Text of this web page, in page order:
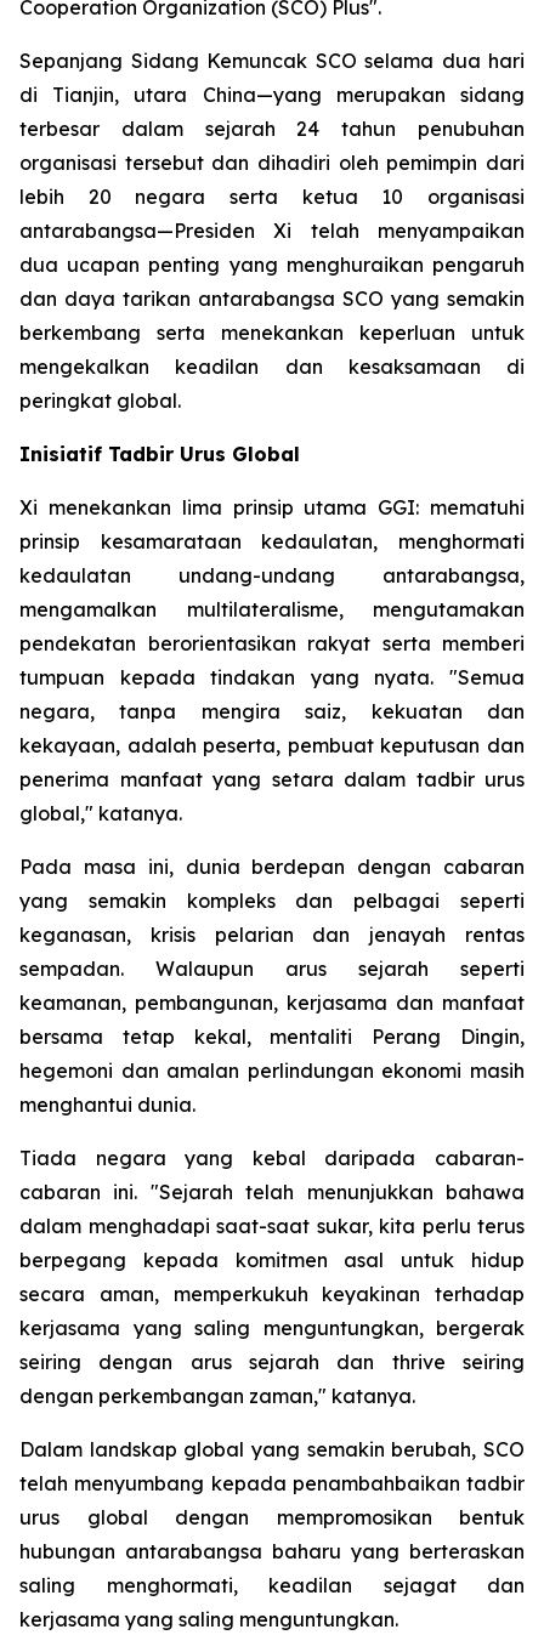
Cooperation Organization (SCO) Plus".
Sepanjang Sidang Kemuncak SCO selama dua hari
di Tianjin, utara China—yang merupakan sidang
terbesar dalam sejarah 24 tahun penubuhan
organisasi tersebut dan dihadiri oleh pemimpin dari
lebih 20 negara serta ketua 10 organisasi
antarabangsa—Presiden Xi telah menyampaikan
dua ucapan penting yang menghuraikan pengaruh
dan daya tarikan antarabangsa SCO yang semakin
berkembang serta menekankan keperluan untuk
mengekalkan keadilan dan kesaksamaan di
peringkat global.
Inisiatif Tadbir Urus Global
Xi menekankan lima prinsip utama GGI: mematuhi
prinsip kesamarataan kedaulatan, menghormati
kedaulatan undang-undang antarabangsa,
mengamalkan multilateralisme, mengutamakan
pendekatan berorientasikan rakyat serta memberi
tumpuan kepada tindakan yang nyata. "Semua
negara, tanpa mengira saiz, kekuatan dan
kekayaan, adalah peserta, pembuat keputusan dan
penerima manfaat yang setara dalam tadbir urus
global," katanya.
Pada masa ini, dunia berdepan dengan cabaran
yang semakin kompleks dan pelbagai seperti
keganasan, krisis pelarian dan jenayah rentas
sempadan. Walaupun arus sejarah seperti
keamanan, pembangunan, kerjasama dan manfaat
bersama tetap kekal, mentaliti Perang Dingin,
hegemoni dan amalan perlindungan ekonomi masih
menghantui dunia.
Tiada negara yang kebal daripada cabaran-
cabaran ini. "Sejarah telah menunjukkan bahawa
dalam menghadapi saat-saat sukar, kita perlu terus
berpegang kepada komitmen asal untuk hidup
secara aman, memperkukuh keyakinan terhadap
kerjasama yang saling menguntungkan, bergerak
seiring dengan arus sejarah dan thrive seiring
dengan perkembangan zaman," katanya.
Dalam landskap global yang semakin berubah, SCO
telah menyumbang kepada penambahbaikan tadbir
urus global dengan mempromosikan bentuk
hubungan antarabangsa baharu yang berteraskan
saling menghormati, keadilan sejagat dan
kerjasama yang saling menguntungkan.